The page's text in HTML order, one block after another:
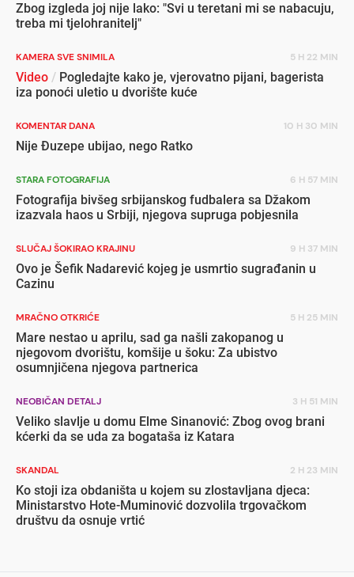
Zbog izgleda joj nije lako: "Svi u teretani mi se nabacuju,
treba mi tjelohranitelj"
KAMERA SVE SNIMILA 5 H 22 MIN
Video / Pogledajte kako je, vjerovatno pijani, bagerista
iza ponoći uletio u dvorište kuće
KOMENTAR DANA 10 H 30 MIN
Nije Đuzepe ubijao, nego Ratko
STARA FOTOGRAFIJA 6 H 57 MIN
Fotografija bivšeg srbijanskog fudbalera sa Džakom
izazvala haos u Srbiji, njegova supruga pobjesnila
SLUČAJ ŠOKIRAO KRAJINU 9 H 37 MIN
Ovo je Šefik Nadarević kojeg je usmrtio sugrađanin u
Cazinu
MRAČNO OTKRIĆE 5 H 25 MIN
Mare nestao u aprilu, sad ga našli zakopanog u
njegovom dvorištu, komšije u šoku: Za ubistvo
osumnjičena njegova partnerica
NEOBIČAN DETALJ 3 H 51 MIN
Veliko slavlje u domu Elme Sinanović: Zbog ovog brani
kćerki da se uda za bogataša iz Katara
SKANDAL 2 H 23 MIN
Ko stoji iza obdaništa u kojem su zlostavljana djeca:
Ministarstvo Hote-Muminović dozvolila trgovačkom
društvu da osnuje vrtić